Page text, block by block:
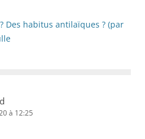
Des habitus antilaïques ? (par
à 12:25